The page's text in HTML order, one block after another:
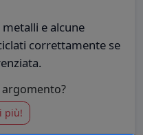
e alcune
correttamente se
più!